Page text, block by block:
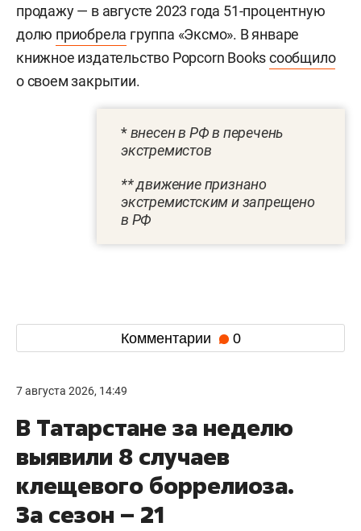
продажу — в августе 2023 года 51-процентную
долю приобрела группа «Эксмо». В январе
книжное издательство Popcorn Booksсообщило
о своем закрытии.
*внесен в РФ в перечень
экстремистов
** движение признано
экстремистским и запрещено
в РФ
Комментарии 0
7 августа 2026, 14:49
В Татарстане за неделю
выявили 8 случаев
клещевого боррелиоза.
За сезон – 21